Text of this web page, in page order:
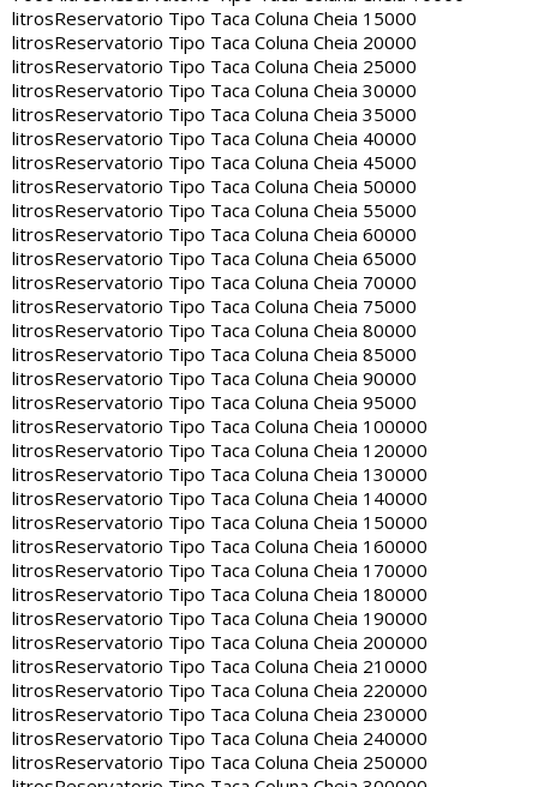
litrosReservatorio Tipo Taca Coluna Cheia 15000
litrosReservatorio Tipo Taca Coluna Cheia 20000
litrosReservatorio Tipo Taca Coluna Cheia 25000
litrosReservatorio Tipo Taca Coluna Cheia 30000
litrosReservatorio Tipo Taca Coluna Cheia 35000
litrosReservatorio Tipo Taca Coluna Cheia 40000
litrosReservatorio Tipo Taca Coluna Cheia 45000
litrosReservatorio Tipo Taca Coluna Cheia 50000
litrosReservatorio Tipo Taca Coluna Cheia 55000
litrosReservatorio Tipo Taca Coluna Cheia 60000
litrosReservatorio Tipo Taca Coluna Cheia 65000
litrosReservatorio Tipo Taca Coluna Cheia 70000
litrosReservatorio Tipo Taca Coluna Cheia 75000
litrosReservatorio Tipo Taca Coluna Cheia 80000
litrosReservatorio Tipo Taca Coluna Cheia 85000
litrosReservatorio Tipo Taca Coluna Cheia 90000
litrosReservatorio Tipo Taca Coluna Cheia 95000
litrosReservatorio Tipo Taca Coluna Cheia 100000
litrosReservatorio Tipo Taca Coluna Cheia 120000
litrosReservatorio Tipo Taca Coluna Cheia 130000
litrosReservatorio Tipo Taca Coluna Cheia 140000
litrosReservatorio Tipo Taca Coluna Cheia 150000
litrosReservatorio Tipo Taca Coluna Cheia 160000
litrosReservatorio Tipo Taca Coluna Cheia 170000
litrosReservatorio Tipo Taca Coluna Cheia 180000
litrosReservatorio Tipo Taca Coluna Cheia 190000
litrosReservatorio Tipo Taca Coluna Cheia 200000
litrosReservatorio Tipo Taca Coluna Cheia 210000
litrosReservatorio Tipo Taca Coluna Cheia 220000
litrosReservatorio Tipo Taca Coluna Cheia 230000
litrosReservatorio Tipo Taca Coluna Cheia 240000
litrosReservatorio Tipo Taca Coluna Cheia 250000